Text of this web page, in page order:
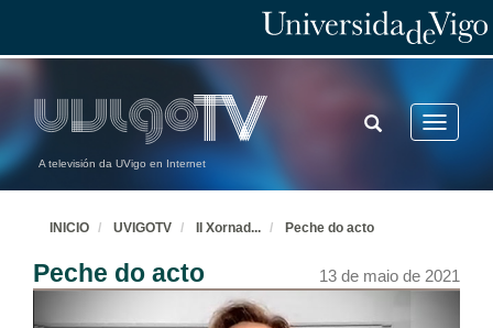
A televisión da UVigo en Internet
Toggle
TOGGLE
SEARCH
INICIO UVIGOTV II Xornad... Peche do acto
Peche do acto 13 de maio de 2021